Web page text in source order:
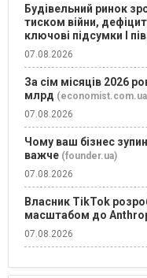
Будівельний ринок
тиском війни,
ключові підсумки І
07.08.2026
За сім місяців 2026
млрд
07.08.2026
Чому ваш бізнес
важче (founder.ua)
07.08.2026
Власник TikTok
масштабом до
07.08.2026